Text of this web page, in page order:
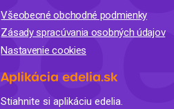
Všeobecné obchodné podmienky
Zásady spracúvania osobných údajov
Nastavenie cookies
Aplikácia edelia.sk
Stiahnite si aplikáciu edelia.